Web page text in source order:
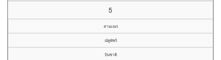
5
สามเณร
ณัฐพัชร์
ปันชาติ